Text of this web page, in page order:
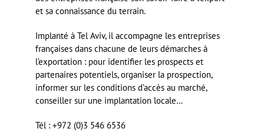
et sa connaissance du terrain.
Implanté à Tel Aviv, il accompagne les entreprises
françaises dans chacune de leurs démarches à
l’exportation : pour identifier les prospects et
partenaires potentiels, organiser la prospection,
informer sur les conditions d’accès au marché,
conseiller sur une implantation locale…
Tél : +972 (0)3 546 6536